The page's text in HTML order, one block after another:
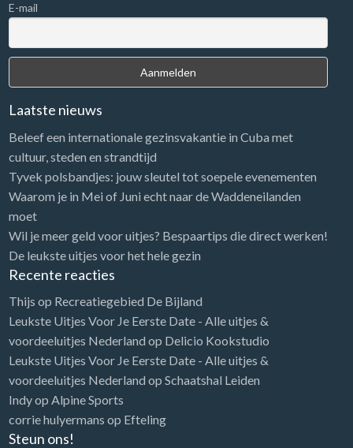
E-mail
Laatste nieuws
Beleef een internationale gezinsvakantie in Cuba met
cultuur, steden en strandtijd
Tyvek polsbandjes: jouw sleutel tot soepele evenementen
Waarom je in Mei of Juni echt naar de Waddeneilanden
moet
Wil je meer geld voor uitjes? Bespaartips die direct werken!
De leukste uitjes voor het hele gezin
Recente reacties
Thijs op Recreatiegebied De Bijland
Leukste Uitjes Voor Je Eerste Date - Alle uitjes &
voordeeluitjes Nederland op Delicio Kookstudio
Leukste Uitjes Voor Je Eerste Date - Alle uitjes &
voordeeluitjes Nederland op Schaatshal Leiden
Indyop Alpine Sports
corrie hulyermans op Efteling
Steun ons!